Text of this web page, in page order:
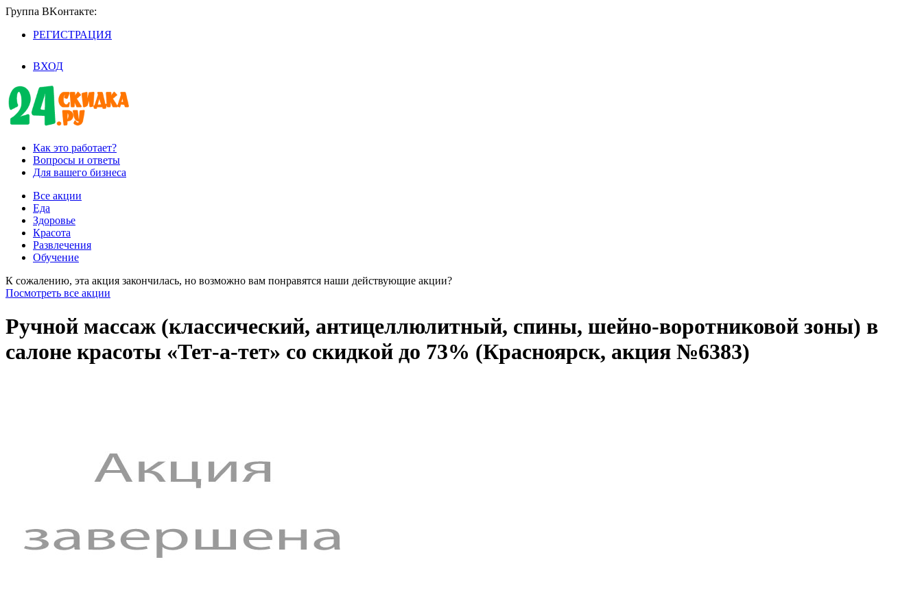
Группа BKoнтaктe:
РЕГИСТРАЦИЯ
ВХОД
Как это работает?
Вопросы и ответы
Для вашего бизнеса
Все акции
Еда
Здоровье
Красота
Развлечения
Обучение
К сожалению, эта акция закончилась, но возможно вам понравятся наши действующие акции?
Посмотреть все акции
Ручной массаж (классический, антицеллюлитный, спины, шейно-воротниковой зоны) в
салоне красоты «Тет-а-тет» со скидкой до 73% (Красноярск, акция №6383)